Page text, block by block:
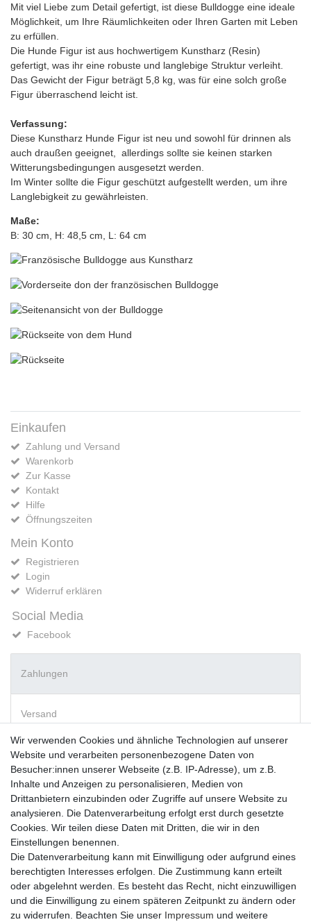
Mit viel Liebe zum Detail gefertigt, ist diese Bulldogge eine ideale
Möglichkeit, um Ihre Räumlichkeiten oder Ihren Garten mit Leben
zu erfüllen.
Die Hunde Figur ist aus hochwertigem Kunstharz (Resin)
gefertigt, was ihr eine robuste und langlebige Struktur verleiht.
Das Gewicht der Figur beträgt 5,8 kg, was für eine solch große
Figur überraschend leicht ist.
Verfassung:
Diese Kunstharz Hunde Figur ist neu und sowohl für drinnen als
auch draußen geeignet, allerdings sollte sie keinen starken
Witterungsbedingungen ausgesetzt werden.
Im Winter sollte die Figur geschützt aufgestellt werden, um ihre
Langlebigkeit zu gewährleisten.
Maße:
B: 30 cm, H: 48,5 cm, L: 64 cm
Einkaufen
Zahlung und Versand
Warenkorb
Zur Kasse
Kontakt
Hilfe
Öffnungszeiten
Mein Konto
Registrieren
Login
Widerruf erklären
Social Media
Facebook
Zahlungen
Versand
Vorkasse
PayPal
Sofortüberweisung
Kreditkarte
AmazonPay
Bar bei Abholung
Wir verwenden Cookies und ähnliche Technologien auf unserer
Website und verarbeiten personenbezogene Daten von
Besucher:innen unserer Webseite (z.B. IP-Adresse), um z.B.
Inhalte und Anzeigen zu personalisieren, Medien von
Drittanbietern einzubinden oder Zugriffe auf unsere Website zu
analysieren. Die Datenverarbeitung erfolgt erst durch gesetzte
Cookies. Wir teilen diese Daten mit Dritten, die wir in den
Einstellungen benennen.
Die Datenverarbeitung kann mit Einwilligung oder aufgrund eines
berechtigten Interesses erfolgen. Die Zustimmung kann erteilt
oder abgelehnt werden. Es besteht das Recht, nicht einzuwilligen
und die Einwilligung zu einem späteren Zeitpunkt zu ändern oder
zu widerrufen. Beachten Sie unser Impressum und weitere